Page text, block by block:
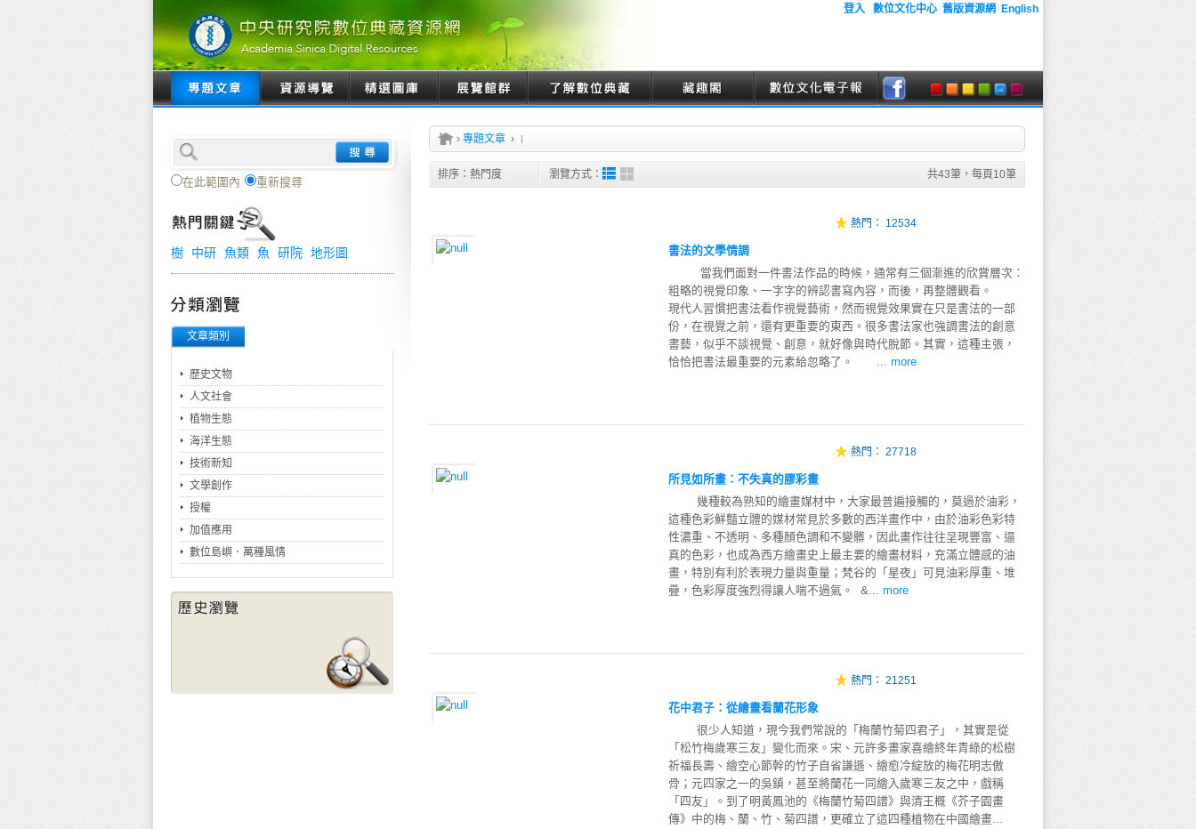
登入 數位文化中心 舊版資源網 English
在此範圍內 重新搜尋
樹 中研 魚類 魚 研院 地形圖
文章類別
歷史文物
人文社會
植物生態
海洋生態
技術新知
文學創作
授權
加值應用
數位島嶼．萬種風情
› 專題文章 ›
排序： 熱門度 瀏覽方式： 共43筆，每頁 10筆
熱門： 12534
書法的文學情調
當我們面對一件書法作品的時候，通常有三個漸進的欣賞層次：
粗略的視覺印象、一字字的辨認書寫內容，而後，再整體觀看。
現代人習慣把書法看作視覺藝術，然而視覺效果實在只是書法的一部
份，在視覺之前，還有更重要的東西。很多書法家也強調書法的創意
書藝，似乎不談視覺、創意，就好像與時代脫節。其實，這種主張，
恰恰把書法最重要的元素給忽略了。 ... more
熱門： 27718
所見如所畫：不失真的膠彩畫
幾種較為熟知的繪畫媒材中，大家最普遍接觸的，莫過於油彩，
這種色彩鮮豔立體的媒材常見於多數的西洋畫作中，由於油彩色彩特
性濃重、不透明、多種顏色調和不變髒，因此畫作往往呈現豐富、逼
真的色彩，也成為西方繪畫史上最主要的繪畫材料，充滿立體感的油
畫，特別有利於表現力量與重量；梵谷的「星夜」可見油彩厚重、堆
疊，色彩厚度強烈得讓人喘不過氣。 &... more
熱門： 21251
花中君子：從繪畫看蘭花形象
很少人知道，現今我們常說的「梅蘭竹菊四君子」，其實是從
「松竹梅歲寒三友」變化而來。宋、元許多畫家喜繪終年青綠的松樹
祈福長壽、繪空心節幹的竹子自省謙遜、繪愈冷綻放的梅花明志傲
骨；元四家之一的吳鎮，甚至將蘭花一同繪入歲寒三友之中，戲稱
「四友」。到了明黃鳳池的《梅蘭竹菊四譜》與清王概《芥子園畫
傳》中的梅、蘭、竹、菊四譜，更確立了這四種植物在中國繪畫...